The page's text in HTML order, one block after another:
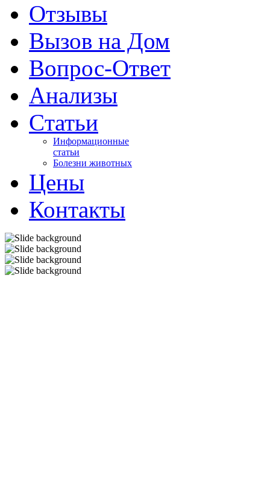
Отзывы
Вызов на Дом
Вопрос-Ответ
Анализы
Cтатьи
Информационные
статьи
Болезни животных
Цены
Контакты